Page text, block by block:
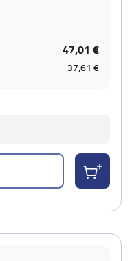
47,01 €
37,61 €